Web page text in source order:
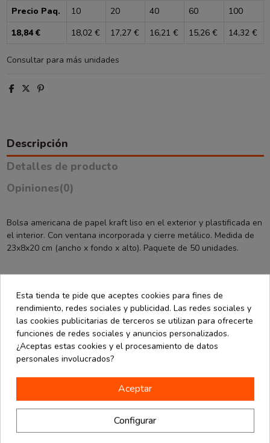
Precio Paq. 10 20 40 60
100
18,84 €
18,02 € 17,27 € 16,21 € 15,26 € 14,32 €
Consultar para más unidades
Descripción
Detalles de producto
Opiniones(0)
Bolsa americana de papel kraft liso en el exterior y plastificada en
el interior. Con ventana incorporada y cierre metálico. Medida de
23x8x20 cm (ancho x fondo x alto). Paquete de 50 unidades.
También podría interesarle
Esta tienda te pide que aceptes cookies para fines de
rendimiento, redes sociales y publicidad. Las redes sociales y
las cookies publicitarias de terceros se utilizan para ofrecerte
funciones de redes sociales y anuncios personalizados.
¿Aceptas estas cookies y el procesamiento de datos
personales involucrados?
Aceptar
Configurar